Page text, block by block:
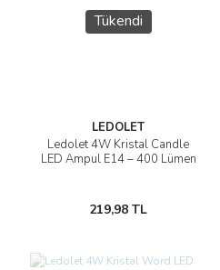
Tükendi
LEDOLET
Ledolet 4W Kristal Candle
LED Ampul E14 – 400 Lümen
219,98 TL